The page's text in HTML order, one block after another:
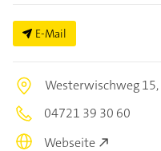
E-Mail
Westerwischweg 15,
04721 39 30 60
Webseite